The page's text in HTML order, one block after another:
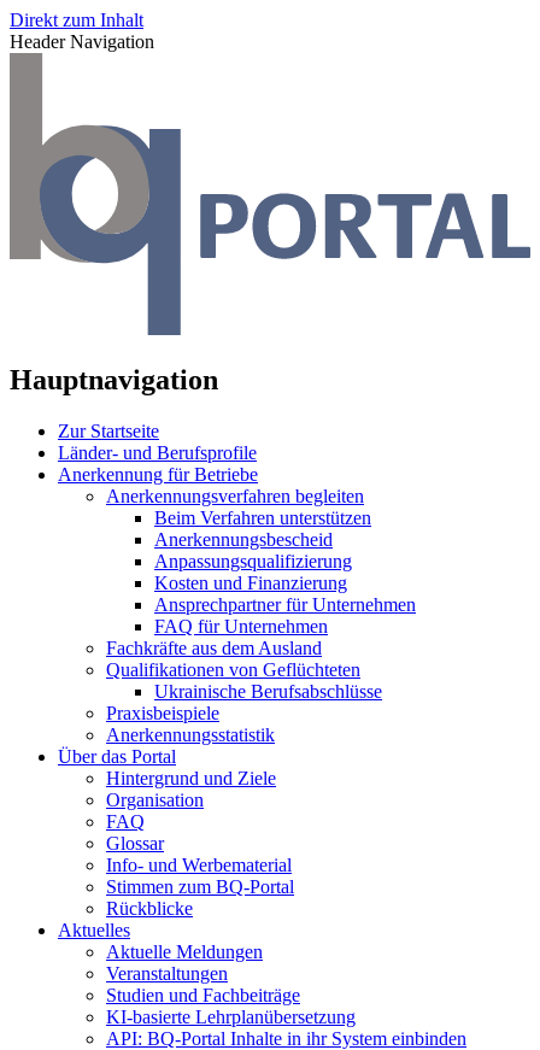
Direkt zum Inhalt
Header Navigation
Hauptnavigation
Zur Startseite
Länder- und Berufsprofile
Anerkennung für Betriebe
Anerkennungsverfahren begleiten
Beim Verfahren unterstützen
Anerkennungsbescheid
Anpassungsqualifizierung
Kosten und Finanzierung
Ansprechpartner für Unternehmen
FAQ für Unternehmen
Fachkräfte aus dem Ausland
Qualifikationen von Geflüchteten
Ukrainische Berufsabschlüsse
Praxisbeispiele
Anerkennungsstatistik
Über das Portal
Hintergrund und Ziele
Organisation
FAQ
Glossar
Info- und Werbematerial
Stimmen zum BQ-Portal
Rückblicke
Aktuelles
Aktuelle Meldungen
Veranstaltungen
Studien und Fachbeiträge
KI-basierte Lehrplanübersetzung
API: BQ-Portal Inhalte in ihr System einbinden